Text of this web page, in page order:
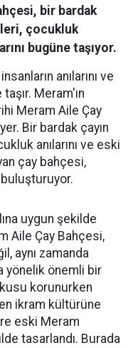
bir bardak
çocukluk
bugüne taşıyor.
anılarını ve
Meram'ın
Meram Aile Çay
Bir bardak çayın
anılarını ve eski
çay bahçesi,
uygun şekilde
Aile Çay Bahçesi,
aynı zamanda
yönelik önemli bir
korunurken
ikram kültürüne
eski Meram
tasarlandı. Burada